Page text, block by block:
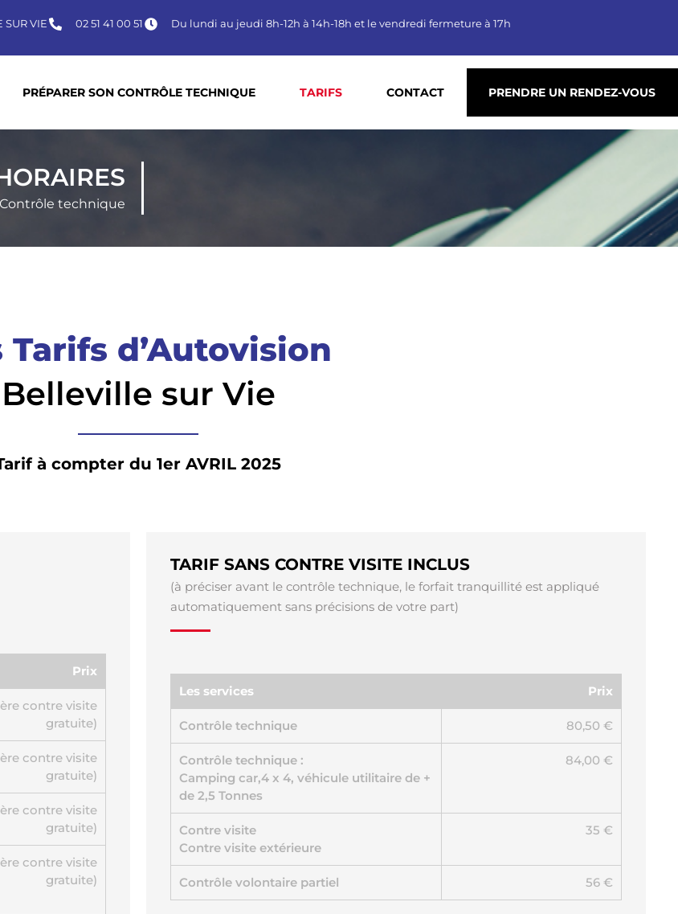
VIE 02 51 41 00 51 Du lundi au jeudi 8h-12h à 14h-18h et le vendredi fermeture à 17h
PRÉPARER SON CONTRÔLE TECHNIQUE TARIFS CONTACT PRENDRE UN RENDEZ-VOUS
Contrôle technique
Tarifs d’Autovision
Belleville sur Vie
à compter du 1er AVRIL 2025
Prix
contre visite
gratuite)
contre visite
gratuite)
contre visite
gratuite)
contre visite
gratuite)
TARIF SANS CONTRE VISITE INCLUS
(à préciser avant le contrôle technique, le forfait tranquillité est appliqué
automatiquement sans précisions de votre part)
Les services Prix
Contrôle technique 80,50 €
Contrôle technique :
Camping car,4 x 4, véhicule utilitaire de +
de 2,5 Tonnes
84,00 €
Contre visite
Contre visite extérieure
35 €
Contrôle volontaire partiel 56 €